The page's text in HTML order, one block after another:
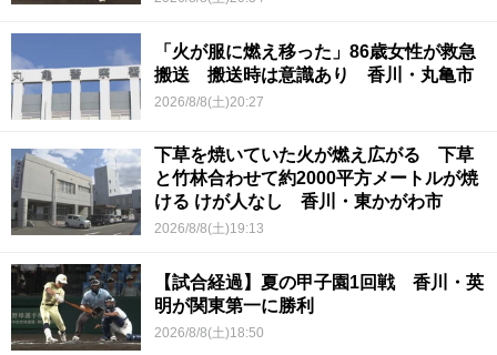
「火が服に燃え移った」86歳女性が救急
搬送 搬送時は意識あり 香川・丸亀市
2026/8/8(土)20:27
下草を焼いていた火が燃え広がる 下草
と竹林合わせて約2000平方メートルが焼
ける けが人なし 香川・東かがわ市
2026/8/8(土)19:13
【試合経過】夏の甲子園1回戦 香川・英
明が関東第一に勝利
2026/8/8(土)18:50